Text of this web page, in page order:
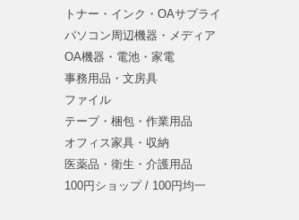
トナー・インク・OAサプライ
パソコン周辺機器・メディア
OA機器・電池・家電
事務用品・文房具
ファイル
テープ・梱包・作業用品
オフィス家具・収納
医薬品・衛生・介護用品
100円ショップ / 100円均一